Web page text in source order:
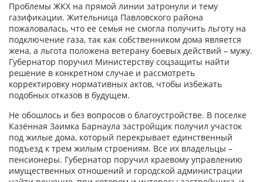
Проблемы ЖКХ на прямой линии затронули и тему
газификации. Жительница Павловского района
пожаловалась, что ее семья не смогла получить льготу на
подключение газа, так как собственником дома является
жена, а льгота положена ветерану боевых действий – мужу.
Губернатор поручил Министерству соцзащиты найти
решение в конкретном случае и рассмотреть
корректировку нормативных актов, чтобы избежать
подобных отказов в будущем.
Не обошлось и без вопросов о благоустройстве. В поселке
Казённая Заимка Барнаула застройщик получил участок
под жилые дома, который перекрывает единственный
подъезд к трем жилым строениям. Все их владельцы –
пенсионеры. Губернатор поручил краевому управлению
имущественных отношений и городской администрации